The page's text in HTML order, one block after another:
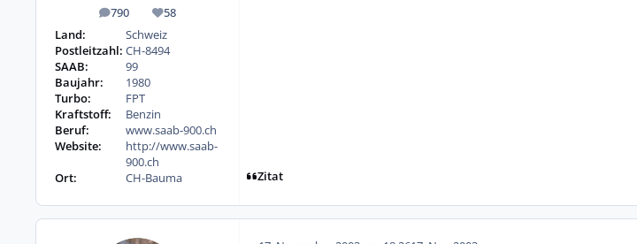
790
Beiträge 58
Reputation
Land:
Schweiz
Postleitzahl: CH-8494
SAAB:
99
Baujahr:
1980
Turbo:
FPT
Kraftstoff:
Benzin
Beruf:
www.saab-900.ch
Website:
http://www.saab-
900.ch
Ort:
CH-Bauma Zitat